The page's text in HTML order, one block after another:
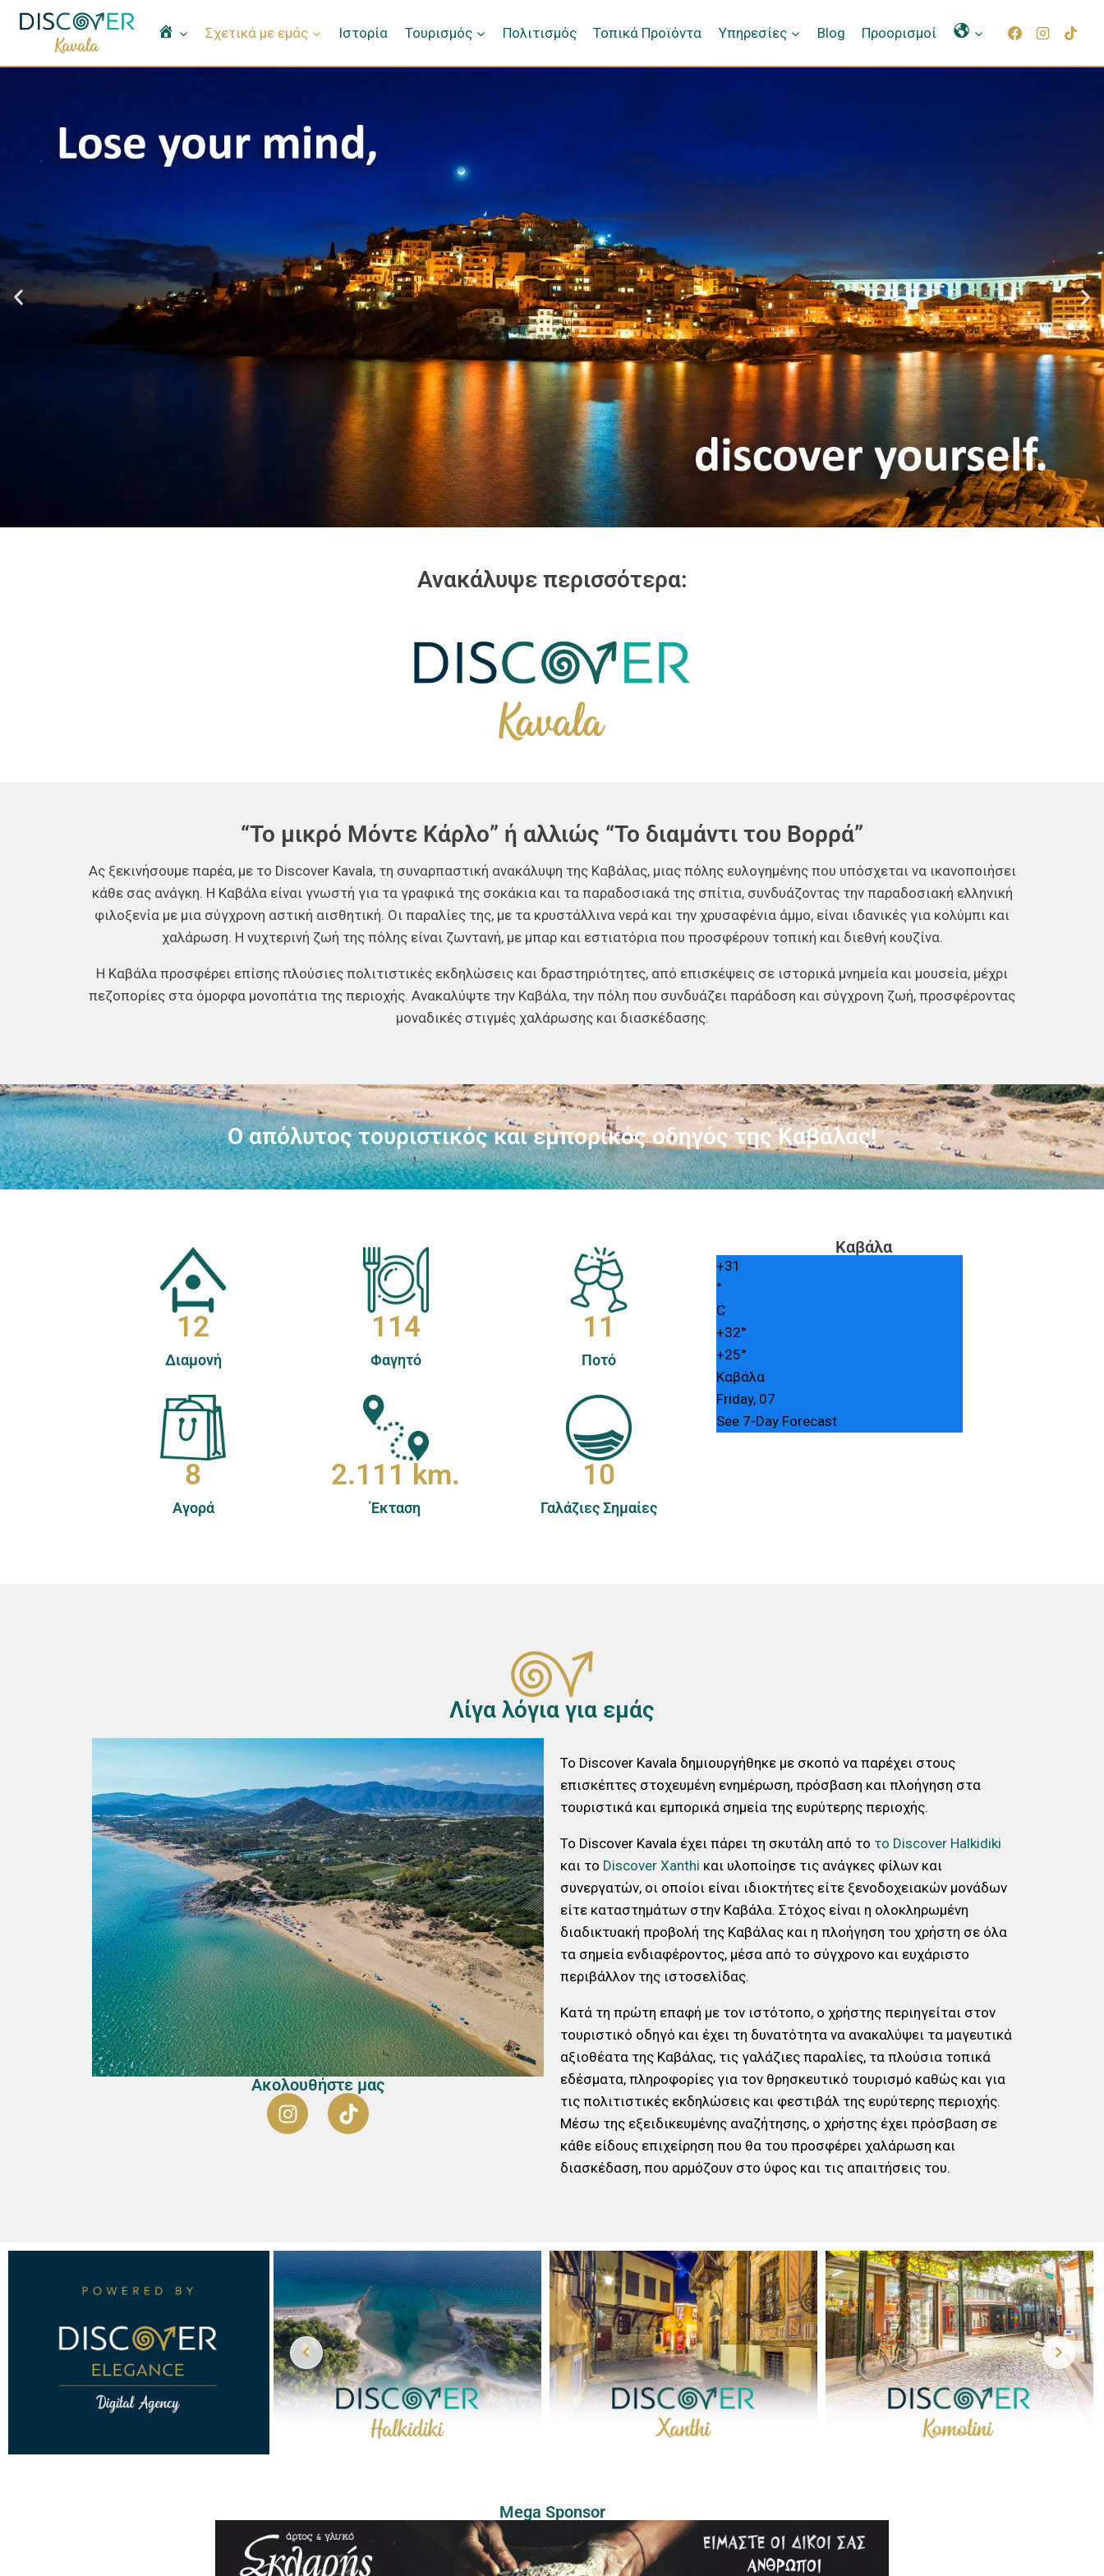
HomeΣχετικά με εμάς Ιστορία Τουρισμός Πολιτισμός Τοπικά Προϊόντα Υπηρεσίες Blog Προορισμοί Γλώσσες
Ανακάλυψε περισσότερα:
“Το μικρό Μόντε Κάρλο” ή αλλιώς “Το διαμάντι του Βορρά”
Ας ξεκινήσουμε παρέα, με το Discover Kavala, τη συναρπαστική ανακάλυψη της Καβάλας, μιας πόλης ευλογημένης που υπόσχεται να ικανοποιήσει
κάθε σας ανάγκη. Η Καβάλα είναι γνωστή για τα γραφικά της σοκάκια και τα παραδοσιακά της σπίτια, συνδυάζοντας την παραδοσιακή ελληνική
φιλοξενία με μια σύγχρονη αστική αισθητική. Οι παραλίες της, με τα κρυστάλλινα νερά και την χρυσαφένια άμμο, είναι ιδανικές για κολύμπι και
χαλάρωση. Η νυχτερινή ζωή της πόλης είναι ζωντανή, με μπαρ και εστιατόρια που προσφέρουν τοπική και διεθνή κουζίνα.
Η Καβάλα προσφέρει επίσης πλούσιες πολιτιστικές εκδηλώσεις και δραστηριότητες, από επισκέψεις σε ιστορικά μνημεία και μουσεία, μέχρι
πεζοπορίες στα όμορφα μονοπάτια της περιοχής. Ανακαλύψτε την Καβάλα, την πόλη που συνδυάζει παράδοση και σύγχρονη ζωή, προσφέροντας
μοναδικές στιγμές χαλάρωσης και διασκέδασης.
Ο απόλυτος τουριστικός και εμπορικός οδηγός της Καβάλας!
Διαμονή
12
Φαγητό
114
Ποτό
11
Αγορά
8
Έκταση
2.111 km.
Γαλάζιες Σημαίες
10
Καβάλα
+31
°
C
+32°
+25°
Καβάλα
Friday, 07
See 7-Day Forecast
Λίγα λόγια για εμάς
Ακολουθήστε μας
Το Discover Kavala δημιουργήθηκε με σκοπό να παρέχει στους
επισκέπτες στοχευμένη ενημέρωση, πρόσβαση και πλοήγηση στα
τουριστικά και εμπορικά σημεία της ευρύτερης περιοχής.
Το Discover Kavala έχει πάρει τη σκυτάλη από το το Discover Halkidiki
και το Discover Xanthi και υλοποίησε τις ανάγκες φίλων και
συνεργατών, οι οποίοι είναι ιδιοκτήτες είτε ξενοδοχειακών μονάδων
είτε καταστημάτων στην Καβάλα. Στόχος είναι η ολοκληρωμένη
διαδικτυακή προβολή της Καβάλας και η πλοήγηση του χρήστη σε όλα
τα σημεία ενδιαφέροντος, μέσα από το σύγχρονο και ευχάριστο
περιβάλλον της ιστοσελίδας.
Κατά τη πρώτη επαφή με τον ιστότοπο, ο χρήστης περιηγείται στον
τουριστικό οδηγό και έχει τη δυνατότητα να ανακαλύψει τα μαγευτικά
αξιοθέατα της Καβάλας, τις γαλάζιες παραλίες, τα πλούσια τοπικά
εδέσματα, πληροφορίες για τον θρησκευτικό τουρισμό καθώς και για
τις πολιτιστικές εκδηλώσεις και φεστιβάλ της ευρύτερης περιοχής.
Μέσω της εξειδικευμένης αναζήτησης, ο χρήστης έχει πρόσβαση σε
κάθε είδους επιχείρηση που θα του προσφέρει χαλάρωση και
διασκέδαση, που αρμόζουν στο ύφος και τις απαιτήσεις του.
Mega Sponsor